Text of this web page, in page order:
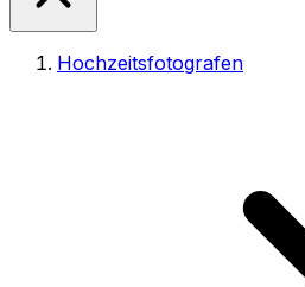
Hochzeitsfotografen